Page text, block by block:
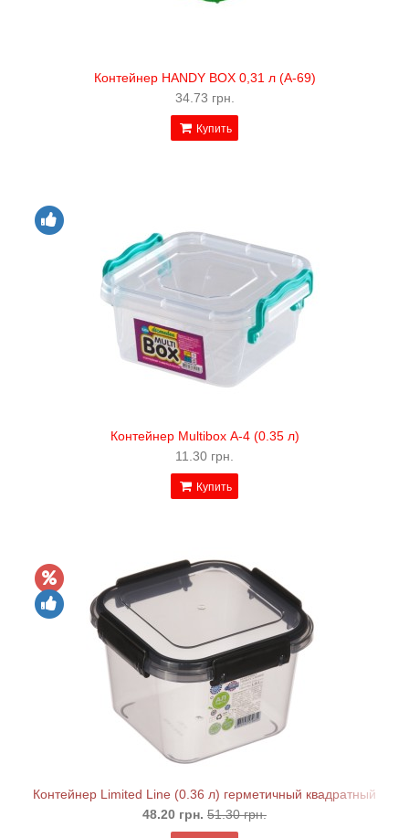
Контейнер HANDY BOX 0,31 л (А-69)
34.73 грн.
Купить
Контейнер Multibox А-4 (0.35 л)
11.30 грн.
Купить
Контейнер Limited Line (0.36 л) герметичный квадратный
48.20 грн. 51.30 грн.